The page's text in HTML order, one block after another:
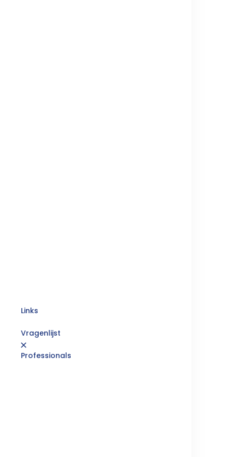
×
Links
Vragenlijst
Professionals
te leggen. Er kan
duurt 2
De revalidatie bij de
Fietsen kan in de